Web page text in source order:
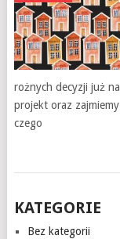
rożnych decyzji już
projekt oraz
czego
KATEGORIE
Bez kategorii